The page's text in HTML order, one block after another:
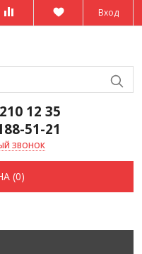
Вход
12 35
51-21
ЗВОНОК
(0)